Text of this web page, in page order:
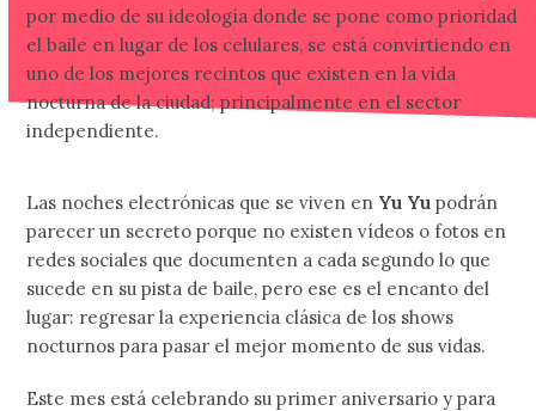
por medio de su ideología donde se pone como prioridad
el baile en lugar de los celulares, se está convirtiendo en
uno de los mejores recintos que existen en la vida
nocturna de la ciudad; principalmente en el sector
independiente.
Las noches electrónicas que se viven en Yu Yu podrán
parecer un secreto porque no existen vídeos o fotos en
redes sociales que documenten a cada segundo lo que
sucede en su pista de baile, pero ese es el encanto del
lugar: regresar la experiencia clásica de los shows
nocturnos para pasar el mejor momento de sus vidas.
Este mes está celebrando su primer aniversario y para